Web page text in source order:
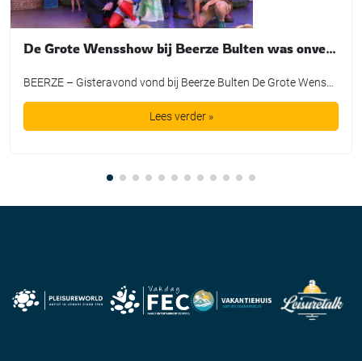
De Grote Wensshow bij Beerze Bulten was onvergetelijk
Lees verder »